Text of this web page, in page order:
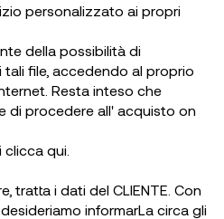
personalizzato ai propri
della possibilità di
file, accedendo al proprio
Resta inteso che
di procedere all' acquisto on
clicca qui
tratta i dati del CLIENTE. Con
informarLa circa gli